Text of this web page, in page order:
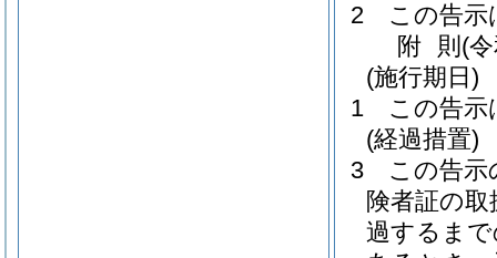
2
この告示
附 則 (
(施行期日)
1
この告示
(経過措置)
3
この告示
険者証の
過するま